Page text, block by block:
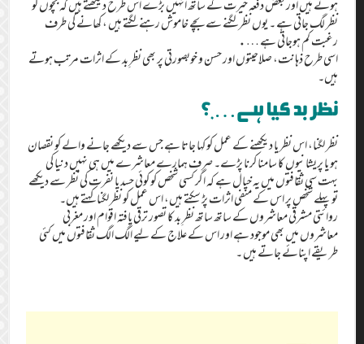
ہوتے ہیں اور بعض دفعہ حیرت کے ساتھ انہیں بڑے اس طرح دیکھتے ہیں کہ بچوں کو
نظر لگ جاتی ہے ۔ یوں نظر لگنے سے بچے خاموش رہنے لگتے ہیں ، کھانے کی طرف
رغبت کم ہوجاتی ہے ….
اسی طرح ذہانت، صلاحیتوں اور حسن و خوبصورتی پر بھی نظرِ بد کے اثرات مرتب ہوتے
ہیں۔
نظر بد کیا ہے….؟
نظر لگنا، اس نظر یا دیکھنے کے عمل کو کہا جاتا ہے جس سے دیکھے جانے والے کو نقصان
ہو یا پریشانیوں کا سامنا کرنا پڑے۔ صرف ہمارے معاشرے میں ہی نہیں دنیا کی
بہت سی ثقافتوں میں یہ خیال ہے کہ اگر کسی شخص کو کوئی حسد یا نفرت کی نظر سے دیکھے
تو پہلے شخص پر اس کے منفی اثرات پڑ سکتے ہیں، اس عمل کو نظر لگنا کہتے ہیں۔
روائتی مشرقی معاشروں کے ساتھ ساتھ نظرِ بد کا تصور ترقی یافتہ اقوام اور مغربی
معاشروں میں بھی موجود ہے اور اس کے علاج کے لیے الگ الگ ثقافتوں میں کئی
طریقے اپنائے جاتے ہیں ۔